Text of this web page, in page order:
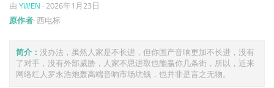
由 YWEN · 2026年1月23日
原作者: 西电标
简介： 没办法，虽然人家是不长进，但你国产音响更加不长进，没有
了对手，没有外部威胁，人家不思进取也能赢你几条街，所以，近来
网络红人罗永浩炮轰高端音响市场坑钱，也并非是言之无物。